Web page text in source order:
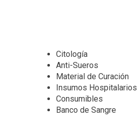
Citología
Anti-Sueros
Material de Curación
Insumos Hospitalarios
Consumibles
Banco de Sangre